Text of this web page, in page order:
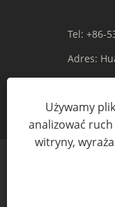
Tel: +86-
Adres:
Używamy
analizować
witryny,